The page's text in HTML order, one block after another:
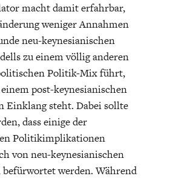
macht damit erfahrbar,
weniger Annahmen
neu-keynesianischen
zu einem völlig anderen
Politik-Mix führt,
post-keynesianischen
Einklang steht. Dabei sollte
dass einige der
Politikimplikationen
von neu-keynesianischen
werden. Während